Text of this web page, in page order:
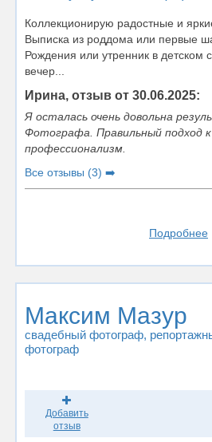
Коллекционирую радостные и
Выписка из роддома или первые
Рождения или утренник в детском
вечер...
Ирина, отзыв от 30.06.2025:
Я осталась очень довольна
Фотографа. Правильный подход
профессионализм.
Все отзывы (3) ➡️
Подробнее
Максим Мазур
свадебный фотограф,
фотограф
Добавить
отзыв